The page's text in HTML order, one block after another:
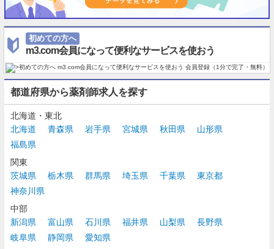
初めての方へ
m3.com会員になって便利なサービスを使おう
都道府県から薬剤師求人を探す
北海道・東北
北海道
青森県 岩手県 宮城県 秋田県
山形県
福島県
関東
茨城県
栃木県 群馬県 埼玉県 千葉県
東京都
神奈川県
中部
新潟県
富山県 石川県 福井県 山梨県
長野県
岐阜県
静岡県
愛知県